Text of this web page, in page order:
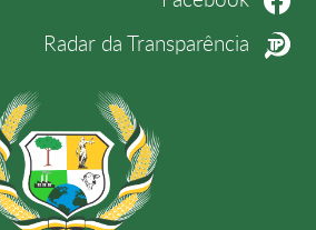
Radar da Transparência